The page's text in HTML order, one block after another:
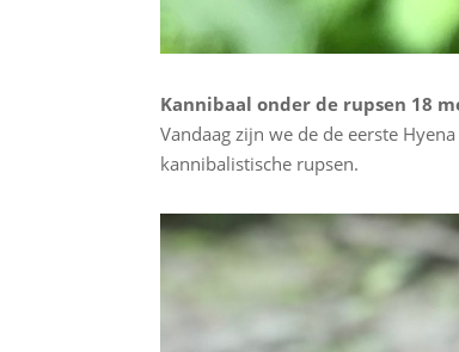
Kannibaal onder de rupsen 18
Vandaag zijn we de de eerste
kannibalistische rupsen.